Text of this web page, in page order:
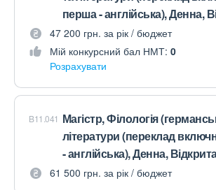
перша - англійська), Денна,
47 200 грн. за рік / бюджет
Мій конкурсний бал НМТ: 0
Розрахувати
B11.041 Магістр, Філологія
літератури (переклад
- англійська), Денна,
61 500 грн. за рік / бюджет